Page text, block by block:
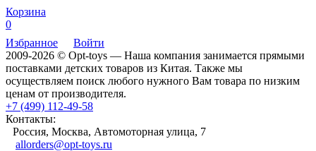
Корзина
0
Избранное
Войти
2009-2026 © Opt-toys — Наша компания занимается прямыми
поставками детских товаров из Китая. Также мы
осуществляем поиск любого нужного Вам товара по низким
ценам от производителя.
+7 (499) 112-49-58
Контакты:
Россия, Москва, Автомоторная улица, 7
allorders@opt-toys.ru